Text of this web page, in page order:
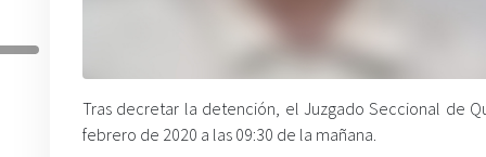
Tras decretar la detención, el Juzgado Seccional de
febrero de 2020 a las 09:30 de la mañana.